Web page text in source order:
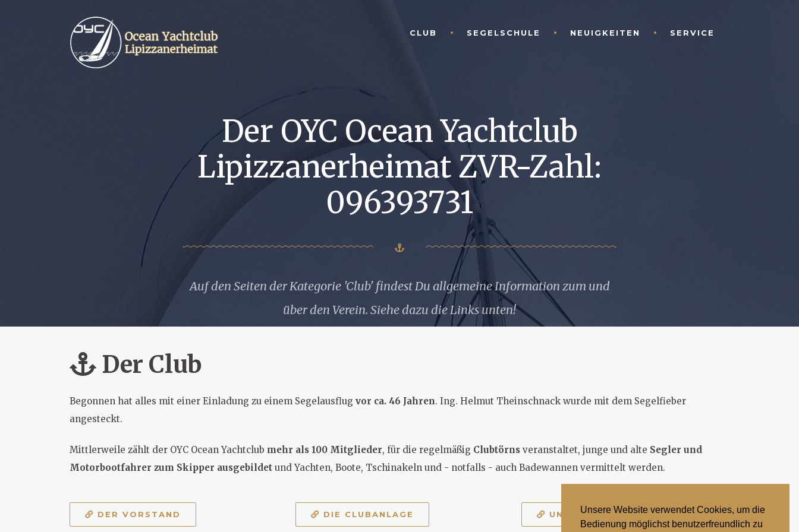
Unsere Website verwendet Cookies, um die
Bedienung möglichst benutzerfreundlich zu
CLUB SEGELSCHULE NEUIGKEITEN SERVICE
Der OYC Ocean Yachtclub
Lipizzanerheimat ZVR-Zahl:
096393731
Auf den Seiten der Kategorie 'Club' findest Du allgemeine Information zum und
über den Verein. Siehe dazu die Links unten!
Der Club
Begonnen hat alles mit einer Einladung zu einem Segelausflug vor ca. 46 Jahren. Ing. Helmut Theinschnack wurde mit dem Segelfieber
angesteckt.
Mittlerweile zählt der OYC Ocean Yachtclub mehr als 100 Mitglieder, für die regelmäßig Clubtörns veranstaltet, junge und alte Segler und
Motorbootfahrer zum Skipper ausgebildet und Yachten, Boote, Tschinakeln und - notfalls - auch Badewannen vermittelt werden.
DER VORSTAND DIE CLUBANLAGE UNSERE VORTEILE